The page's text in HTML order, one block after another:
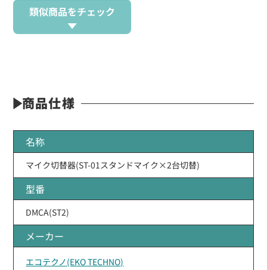
類似商品をチェック
商品仕様
名称
マイク切替器(ST-01スタンドマイク×2台切替)
型番
DMCA(ST2)
メーカー
エコテクノ(EKO TECHNO)